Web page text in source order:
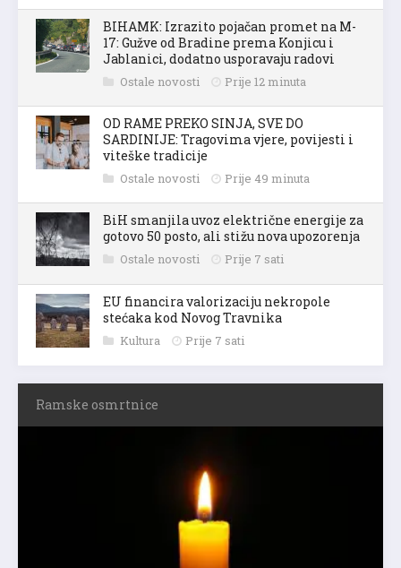
BIHAMK: Izrazito pojačan promet na M-
17: Gužve od Bradine prema Konjicu i
Jablanici, dodatno usporavaju radovi
Ostale novosti Prije 12 minuta
OD RAME PREKO SINJA, SVE DO
SARDINIJE: Tragovima vjere, povijesti i
viteške tradicije
Ostale novosti Prije 49 minuta
BiH smanjila uvoz električne energije za
gotovo 50 posto, ali stižu nova upozorenja
Ostale novosti Prije 7 sati
EU financira valorizaciju nekropole
stećaka kod Novog Travnika
Kultura Prije 7 sati
Ramske osmrtnice